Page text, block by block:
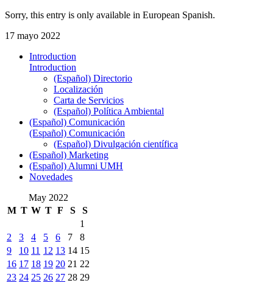
Sorry, this entry is only available in European Spanish.
17 mayo 2022
Introduction
Introduction
(Español) Directorio
Localización
Carta de Servicios
(Español) Política Ambiental
(Español) Comunicación
(Español) Comunicación
(Español) Divulgación científica
(Español) Marketing
(Español) Alumni UMH
Novedades
May 2022
M T W T F S
S
1
2
3 4 5 6 7
8
9
10 11 12 13 14 15
16 17 18 19 20 21 22
23 24 25 26 27 28 29